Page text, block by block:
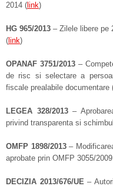
2014 ( link)
HG 965/2013 – Zilele libere pe
( link)
OPANAF 3751/2013 –
de risc si selectare a
fiscale prealabile documentare
LEGEA 328/2013–
privind transparenta si
OMFP 1898/2013–
aprobate prin OMFP 3055/
DECIZIA 2013/676/UE–